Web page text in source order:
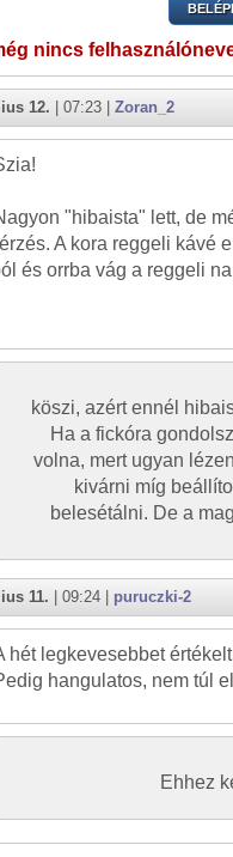
nincs
12. | 07:23 | Zoran_2
"hibaista" lett, de
A kora reggeli kávé
és orrba vág a reggeli
köszi, azért ennél
Ha a fickóra
volna, mert ugyan
kivárni míg
belesétálni. De a
11. | 09:24 | puruczki-2
hét legkevesebbet
hangulatos, nem túl
Ehhez